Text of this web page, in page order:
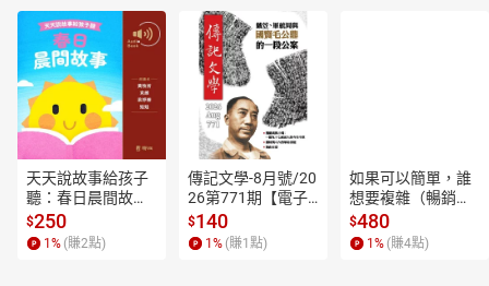
天天說故事給孩子
聽：春日晨間故事
【有聲書】
$250
1 % (賺2點)
傳記文學-8月號/20
26第771期【電子
書】
$140
1 % (賺1 點)
如果可以簡單，誰
想要複雜（暢銷經
典新編版）【電子
書】
$480
1 % (賺4點)